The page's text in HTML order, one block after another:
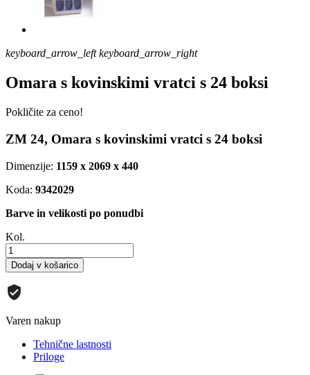
keyboard_arrow_left keyboard_arrow_right
Omara s kovinskimi vratci s 24 boksi
Pokličite za ceno!
ZM 24, Omara s kovinskimi vratci s 24 boksi
Dimenzije: 1159 x 2069 x 440
Koda: 9342029
Barve in velikosti po ponudbi
Kol.
Dodaj v košarico
Varen nakup
Tehnične lastnosti
Priloge